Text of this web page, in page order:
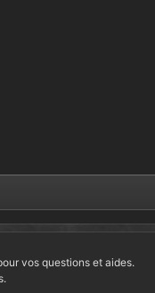
vos questions et aides.